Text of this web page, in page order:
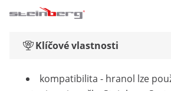
Klíčové vlastnosti
kompatibilita - hranol lze